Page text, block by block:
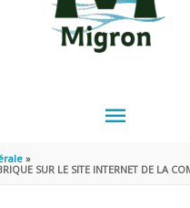
MENU
SUR LE SITE INTERNET DE LA